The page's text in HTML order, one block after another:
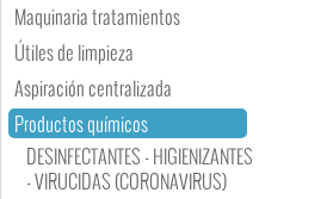
Maquinaria tratamientos
Útiles de limpieza
Aspiración centralizada
Productos químicos
DESINFECTANTES - HIGIENIZANTES
- VIRUCIDAS (CORONAVIRUS)